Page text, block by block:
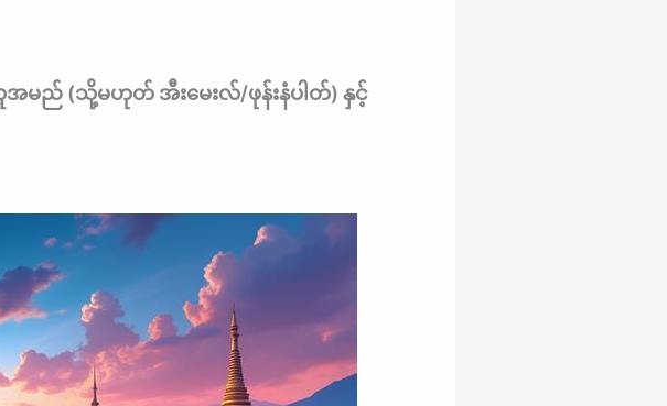
မည် (သို့မဟုတ် အီးမေးလ်/ဖုန်းနံပါတ်) နှင့်